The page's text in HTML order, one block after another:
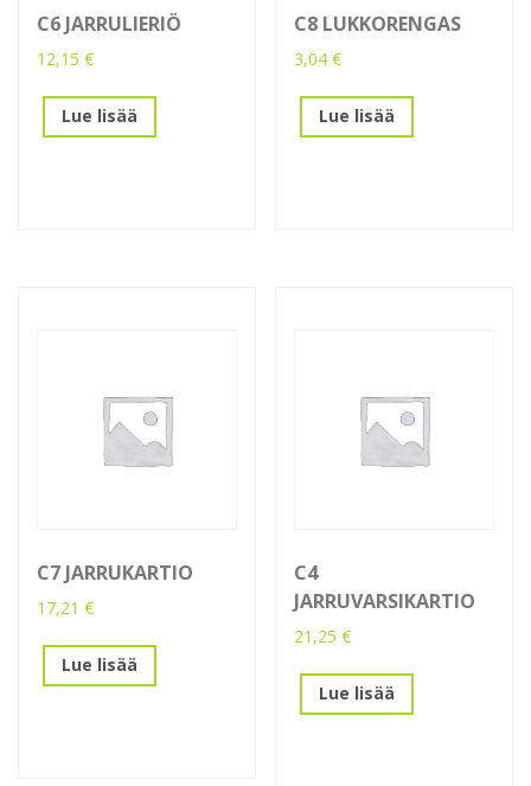
C6 JARRULIERIÖ
12,15 €
Lue lisää
C8 LUKKORENGAS
3,04€
Lue lisää
C7 JARRUKARTIO
17,21 €
Lue lisää
C4
JARRUVARSIKARTIO
21,25€
Lue lisää